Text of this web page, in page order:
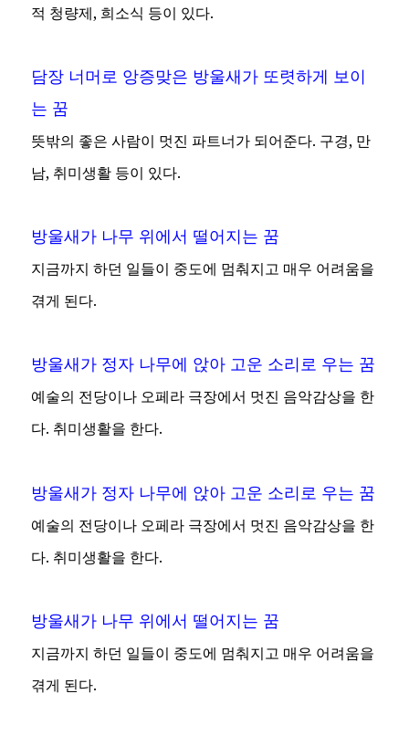
적 청량제, 희소식 등이 있다.
담장 너머로 앙증맞은 방울새가 또렷하게 보이
는 꿈
뜻밖의 좋은 사람이 멋진 파트너가 되어준다. 구경, 만
남, 취미생활 등이 있다.
방울새가 나무 위에서 떨어지는 꿈
지금까지 하던 일들이 중도에 멈춰지고 매우 어려움을
겪게 된다.
방울새가 정자 나무에 앉아 고운 소리로 우는 꿈
예술의 전당이나 오페라 극장에서 멋진 음악감상을 한
다. 취미생활을 한다.
방울새가 정자 나무에 앉아 고운 소리로 우는 꿈
예술의 전당이나 오페라 극장에서 멋진 음악감상을 한
다. 취미생활을 한다.
방울새가 나무 위에서 떨어지는 꿈
지금까지 하던 일들이 중도에 멈춰지고 매우 어려움을
겪게 된다.